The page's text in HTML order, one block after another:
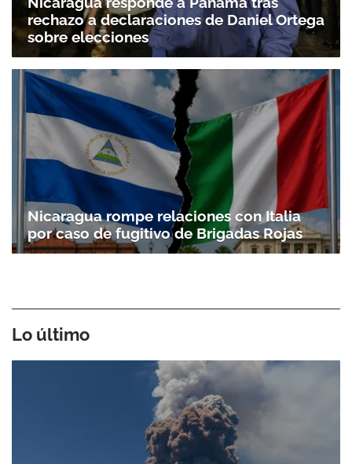
rechazo a declaraciones de Daniel Ortega
sobre elecciones
Nicaragua rompe relaciones con Italia
por caso de fugitivo de Brigadas Rojas
Lo último